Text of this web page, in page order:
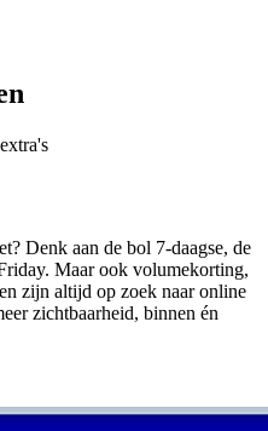
Denk aan de bol 7-daagse, de
Maar ook volumekorting,
zijn altijd op zoek naar online
zichtbaarheid, binnen én